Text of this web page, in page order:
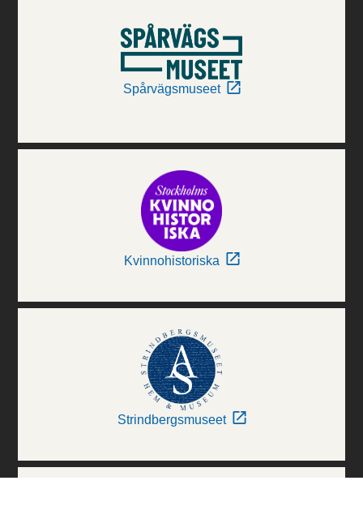
Spårvägsmuseet
Kvinnohistoriska
Strindbergsmuseet